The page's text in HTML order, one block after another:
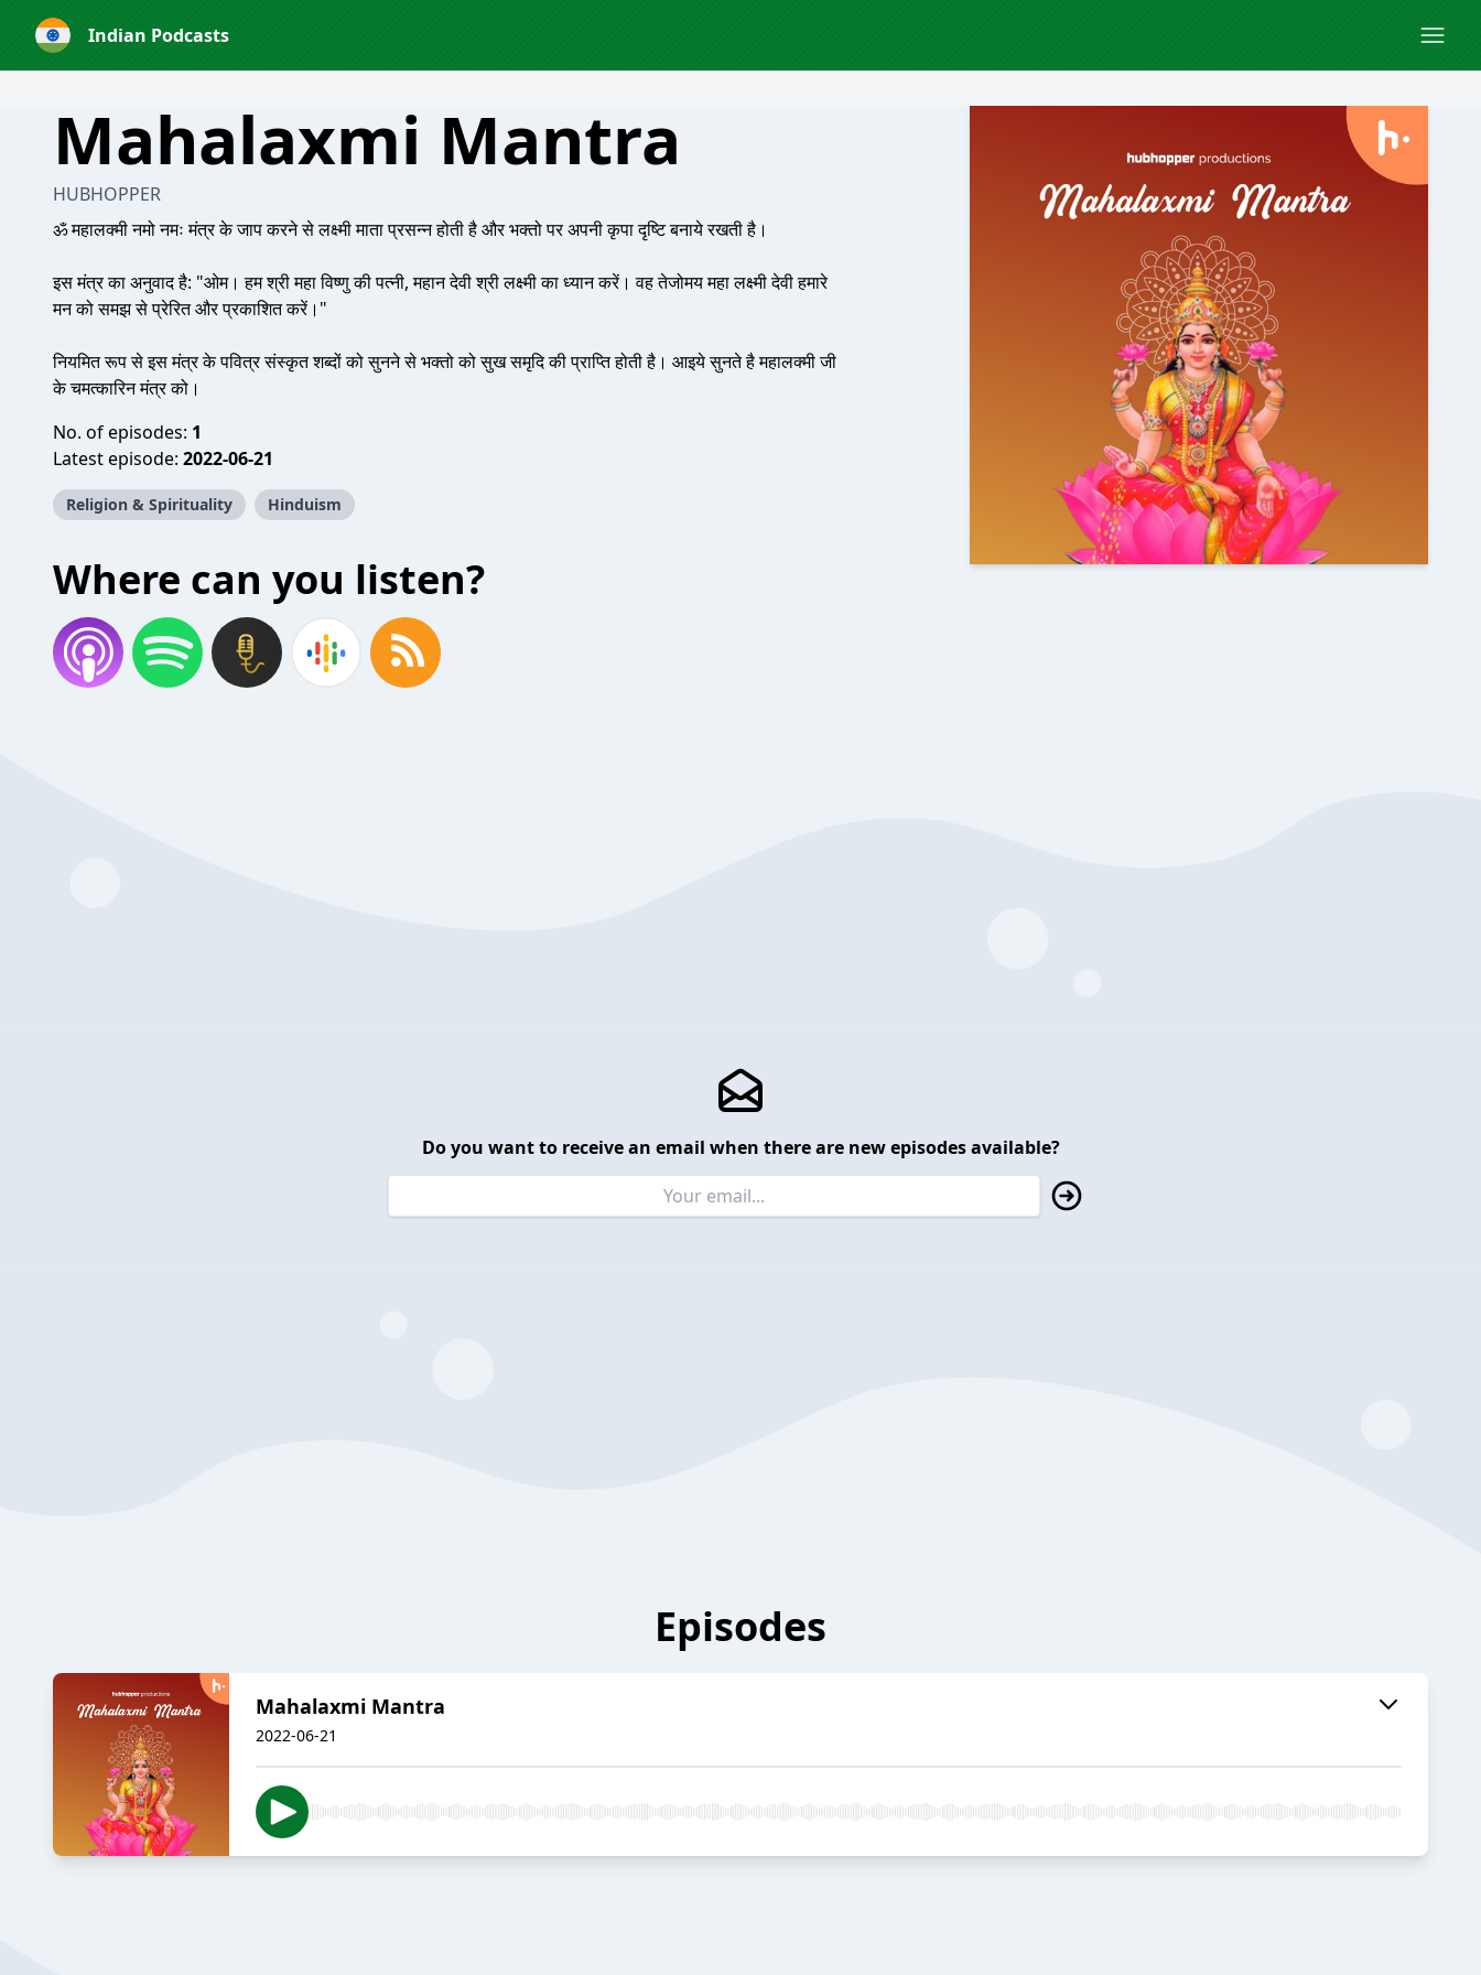
Indian Podcasts
Mahalaxmi Mantra
HUBHOPPER
ॐ महालक्मी नमो नमः मंत्र के जाप करने से लक्ष्मी माता प्रसन्न होती है और भक्तो पर अपनी कृपा दृष्टि बनाये रखती है।
इस मंत्र का अनुवाद है: "ओम। हम श्री महा विष्णु की पत्नी, महान देवी श्री लक्ष्मी का ध्यान करें। वह तेजोमय महा लक्ष्मी देवी हमारे
मन को समझ से प्रेरित और प्रकाशित करें।"
नियमित रूप से इस मंत्र के पवित्र संस्कृत शब्दों को सुनने से भक्तो को सुख समृदि की प्राप्ति होती है। आइये सुनते है महालक्मी जी
के चमत्कारिन मंत्र को।
No. of episodes: 1
Latest episode: 2022-06-21
Religion & Spirituality Hinduism
Where can you listen?
Do you want to receive an email when there are new episodes available?
Episodes
Mahalaxmi Mantra
2022-06-21